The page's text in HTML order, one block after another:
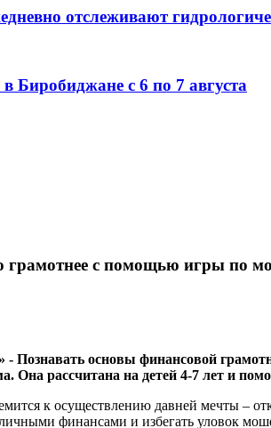
отслеживают
Биробиджане с 6 по 7 августа
с помощью игры по
основы финансовой
Она рассчитана на детей 4-7 лет и
к осуществлению давней мечты –
финансами и избегать уловок